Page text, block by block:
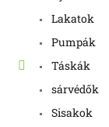
Lakatok
Pumpák
Táskák
sárvédők
Sisakok